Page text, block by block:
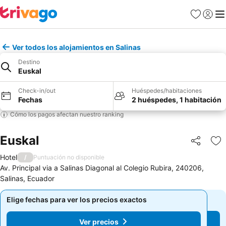
Favoritos
Iniciar
Ver todos los alojamientos en Salinas
Destino
Euskal
Check-in/out
Fechas
Huéspedes/habitaciones
2 huéspedes, 1 habitación
Cómo los pagos afectan nuestro ranking
Euskal Compartir
Hotel / Puntuación no disponible
Av. Principal via a Salinas Diagonal al Colegio Rubira, 240206,
Salinas, Ecuador
Elige fechas para ver los precios exactos
Ver precios
Elige fechas para ver los precios exactos
Ver precios